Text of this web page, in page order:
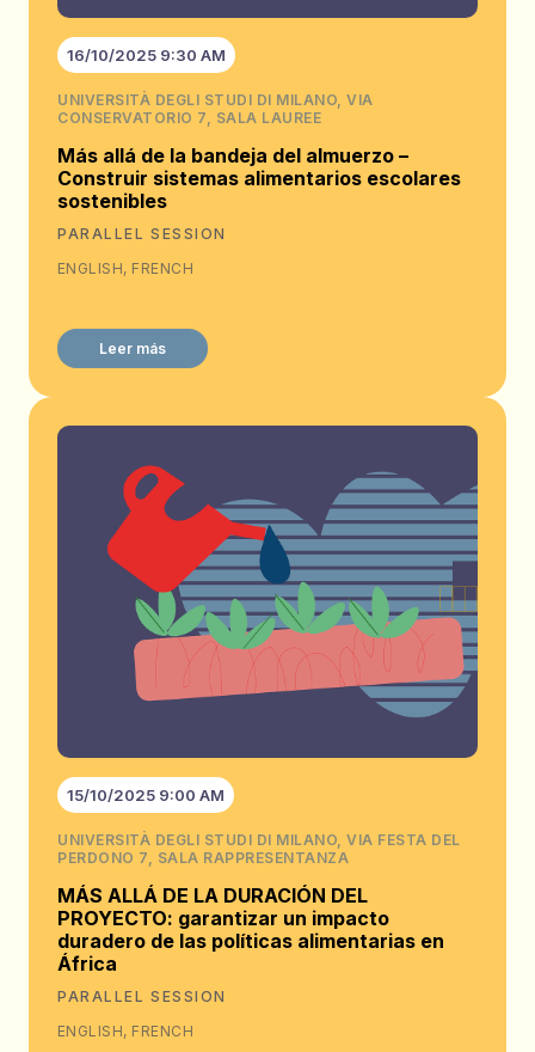
16/10/2025 9:30 AM
UNIVERSITÀ DEGLI STUDI DI MILANO, VIA
CONSERVATORIO 7, SALA LAUREE
Más allá de la bandeja del almuerzo –
Construir sistemas alimentarios escolares
sostenibles
PARALLEL SESSION
ENGLISH, FRENCH
Leer más
15/10/2025 9:00 AM
UNIVERSITÀ DEGLI STUDI DI MILANO, VIA FESTA DEL
PERDONO 7, SALA RAPPRESENTANZA
MÁS ALLÁ DE LA DURACIÓN DEL
PROYECTO: garantizar un impacto
duradero de las políticas alimentarias en
África
PARALLEL SESSION
ENGLISH, FRENCH